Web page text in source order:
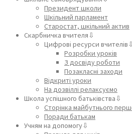
Президент школи
Шкільний парламент
Старостат, шкільний актив
Скарбничка вчителя⇩
Цифрові ресурси вчителів⇩
Розробки уроків
З досвіду роботи
Позакласні заходи
Відкриті уроки
На дозвіллі релаксуємо
Школа успішного батьківства⇩
Сторінка майбутнього
Поради батькам
Учням на допомогу⇩